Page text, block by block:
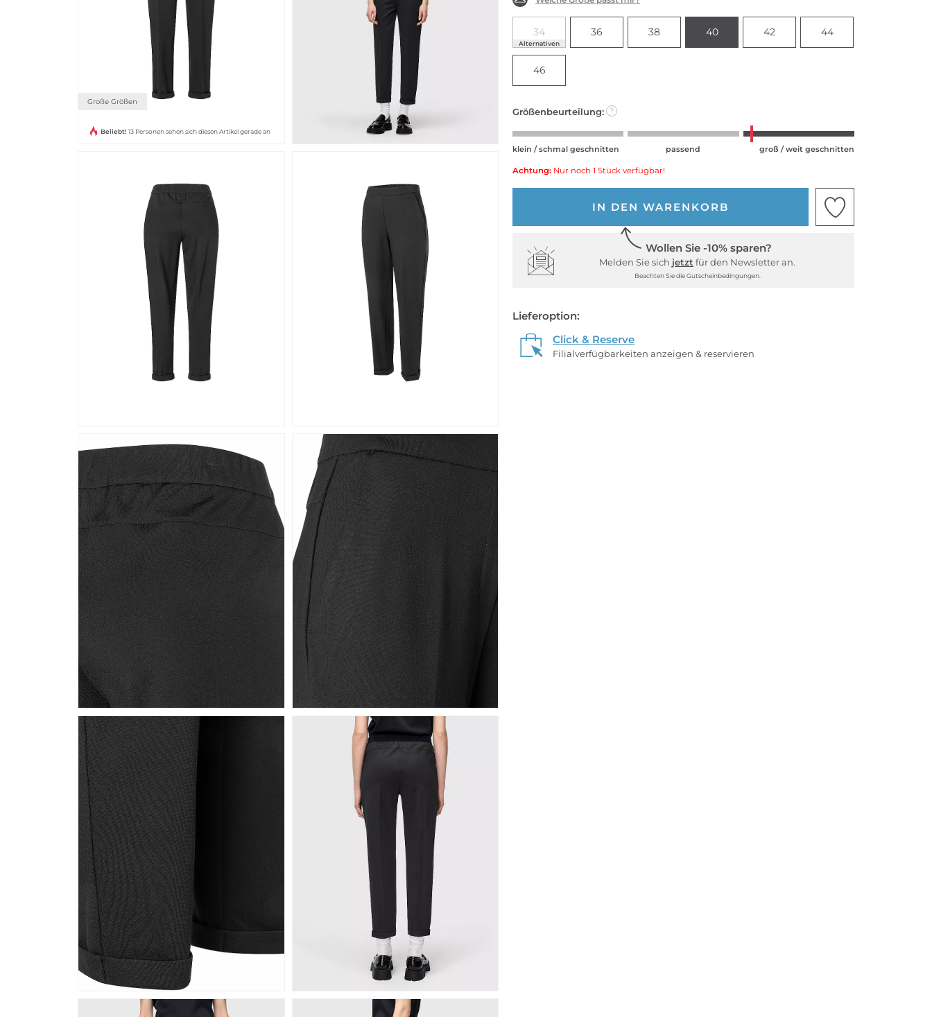
Große Größen
Beliebt! 13 Personen sehen sich diesen Artikel gerade an
34
Alternativen
36 38 40 42 44
46
Größenbeurteilung: ?
klein / schmal geschnitten passend groß / weit geschnitten
Achtung: Nur noch 1 Stück verfügbar!
IN DEN WARENKORB
Wollen Sie -10% sparen?
Melden Sie sich jetzt für den Newsletter an.
Beachten Sie die Gutscheinbedingungen.
Lieferoption:
Click & Reserve
Filialverfügbarkeiten anzeigen & reservieren